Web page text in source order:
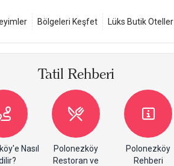
Bölgeleri Keşfet Lüks Butik Oteller
Tatil Rehberi
Nasıl
Polonezköy
Restoran ve
Polonezköy
Rehberi